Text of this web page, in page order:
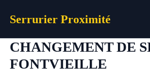
Serrurier Proximité
CHANGEMENT DE
FONTVIEILLE